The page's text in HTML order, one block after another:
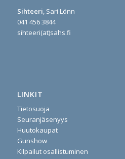
Sihteeri, Sari Lönn
041 456 3844
sihteeri(at)sahs.fi
LINKIT
Tietosuoja
Seuranjäsenyys
Huutokaupat
Gunshow
Kilpailut osallistuminen